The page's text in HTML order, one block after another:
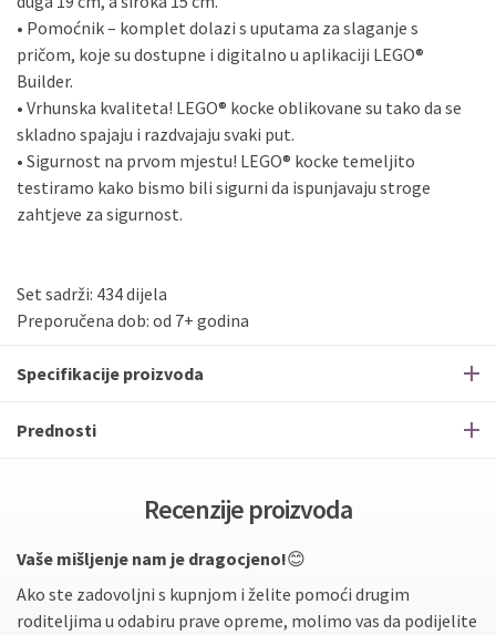
• Pomoćnik – komplet dolazi s uputama za slaganje s
pričom, koje su dostupne i digitalno u aplikaciji LEGO®
Builder.
• Vrhunska kvaliteta! LEGO® kocke oblikovane su tako da se
skladno spajaju i razdvajaju svaki put.
• Sigurnost na prvom mjestu! LEGO® kocke temeljito
testiramo kako bismo bili sigurni da ispunjavaju stroge
zahtjeve za sigurnost.
Set sadrži: 434 dijela
Preporučena dob: od 7+ godina
Specifikacije proizvoda
Prednosti
Recenzije proizvoda
Vaše mišljenje nam je dragocjeno!😊
Ako ste zadovoljni s kupnjom i želite pomoći drugim
roditeljima u odabiru prave opreme, molimo vas da podijelite